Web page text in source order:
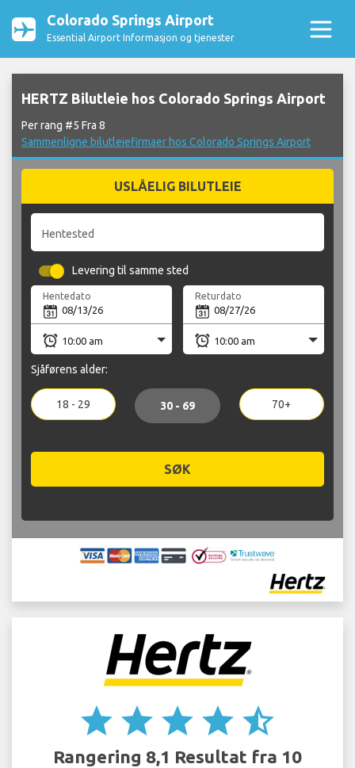
Colorado Springs Airport
Essential Airport Informasjon og tjenester
HERTZ Bilutleie hos Colorado Springs Airport
Per rang #5 Fra 8
Sammenligne bilutleiefirmaer hos Colorado Springs Airport
USLÅELIG BILUTLEIE
Hentested
Levering til samme sted
Hentedato Returdato
Sjåførens alder:
18 - 29 30 - 69 70+
SØK
star star star star star_half
Rangering 8,1 Resultat fra 10